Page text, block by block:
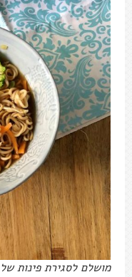
מושלם לסגירת פינות